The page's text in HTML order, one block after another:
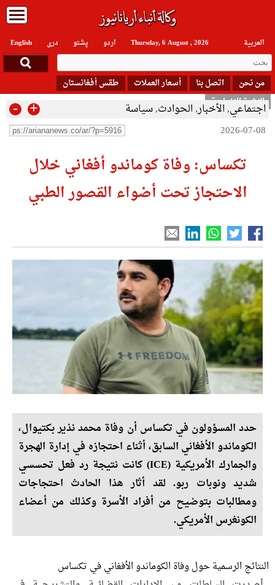
English دری پشتو العربیة اردو Thursday, 6 August , 2026
من نحن اتصل بنا أسعار العملات
طقس أفغانستان
النشرة الإخبارية
اجتماعي,الأخبار,الحوادث,سياسة - +
2026-07-08
تكساس: وفاة كوماندو أفغاني خلال
الاحتجاز تحت أضواء القصور الطبي
حدد المسؤولون في تكساس أن وفاة محمد نذير بكتيوال،
الكوماندو الأفغاني السابق، أثناء احتجازه في إدارة الهجرة
والجمارك الأمريكية (ICE) كانت نتيجة رد فعل تحسسي
شديد ونوبات ربو. لقد أثار هذا الحادث احتجاجات
ومطالبات بتوضيح من أفراد الأسرة وكذلك من أعضاء
الكونغرس الأمريكي.
النتائج الرسمية حول وفاة الكوماندو الأفغاني في تكساس